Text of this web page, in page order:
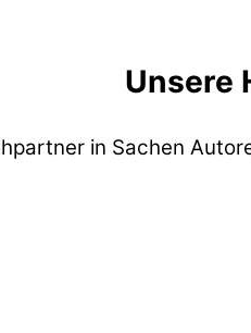
Unsere
in Sachen